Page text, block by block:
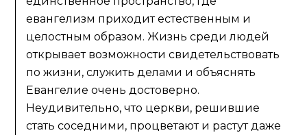
евангелизм приходит естественным и
целостным образом. Жизнь среди людей
открывает возможности свидетельствовать
по жизни, служить делами и объяснять
Евангелие очень достоверно.
Неудивительно, что церкви, решившие
стать соседними, процветают и растут даже